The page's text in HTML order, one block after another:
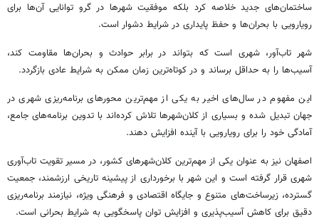
ساختمان‌های جدید خلاصه کرد بلکه موفقیت شهرها در گرو توانایی آن‌ها برای
رویارویی با بحران‌ها و حفظ پایداری در شرایط دشوار است.
شهر تاب‌آور، شهری است که بتواند در برابر حوادث و بحران‌ها مقاومت کند،
آسیب‌ها را به حداقل برساند و در کوتاه‌ترین زمان ممکن به شرایط عادی بازگردد.
این مفهوم در سال‌های اخیر به یکی از مهم‌ترین محورهای برنامه‌ریزی شهری در
جهان تبدیل شده و بسیاری از کلان‌شهرها تلاش کرده‌اند با تدوین برنامه‌های جامع،
آمادگی خود را برای رویارویی با آینده افزایش دهند.
اصفهان نیز به عنوان یکی از مهم‌ترین کلان‌شهرهای کشور، در مسیر تقویت تاب‌آوری
شهری قرار گرفته است و این شهر با برخورداری از پیشینه تاریخی ارزشمند، جمعیت
گسترده، زیرساخت‌های متنوع و جایگاه اقتصادی و فرهنگی ویژه، نیازمند برنامه‌ریزی
دقیق برای کاهش آسیب‌پذیری و افزایش توان پاسخگویی به شرایط بحرانی است.